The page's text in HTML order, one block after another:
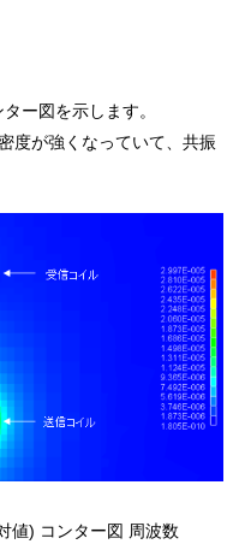
ー図を示します。
度が強くなっていて、共振
ンター図 周波数